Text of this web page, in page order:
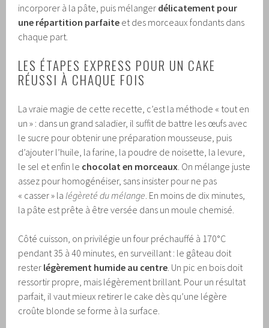
incorporer à la pâte, puis mélanger délicatement pour
une répartition parfaite et des morceaux fondants dans
chaque part.
LES ÉTAPES EXPRESS POUR UN CAKE
RÉUSSI À CHAQUE FOIS
La vraie magie de cette recette, c’est la méthode « tout en
un » : dans un grand saladier, il suffit de battre les œufs avec
le sucre pour obtenir une préparation mousseuse, puis
d’ajouter l’huile, la farine, la poudre de noisette, la levure,
le sel et enfin le chocolat en morceaux . On mélange juste
assez pour homogénéiser, sans insister pour ne pas
« casser » la légèreté du mélange . En moins de dix minutes,
la pâte est prête à être versée dans un moule chemisé.
Côté cuisson, on privilégie un four préchauffé à 170°C
pendant 35 à 40 minutes, en surveillant : le gâteau doit
rester légèrement humide au centre . Un pic en bois doit
ressortir propre, mais légèrement brillant. Pour un résultat
parfait, il vaut mieux retirer le cake dès qu’une légère
croûte blonde se forme à la surface.